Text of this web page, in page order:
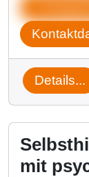
Details...
mit